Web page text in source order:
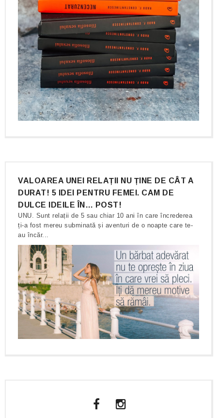
VALOAREA UNEI RELAȚII NU ȚINE DE CÂT A
DURAT! 5 IDEI PENTRU FEMEI. CAM DE
DULCE IDEILE ÎN… POST!
UNU. Sunt relații de 5 sau chiar 10 ani în care încrederea
ți-a fost mereu subminată și aventuri de o noapte care te-
au încăr...